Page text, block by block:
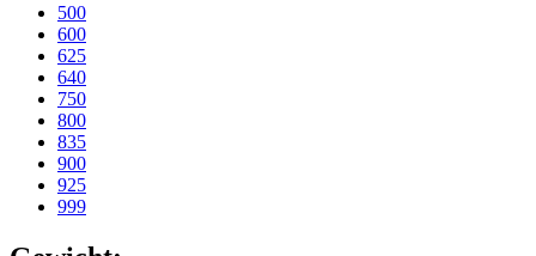
500
600
625
640
750
800
835
900
925
999